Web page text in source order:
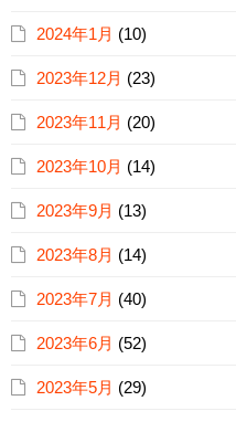
2024年1月 (10)
2023年12月 (23)
2023年11月 (20)
2023年10月 (14)
2023年9月 (13)
2023年8月 (14)
2023年7月 (40)
2023年6月 (52)
2023年5月 (29)